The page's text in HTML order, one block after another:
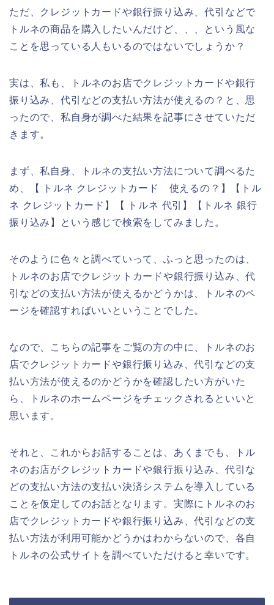
ただ、クレジットカードや銀行振り込み、代引などで
トルネの商品を購入したいんだけど、、、という風な
ことを思っている人もいるのではないでしょうか？
実は、私も、トルネのお店でクレジットカードや銀行
振り込み、代引などの支払い方法が使えるの？と、思
ったので、私自身が調べた結果を記事にさせていただ
きます。
まず、私自身、トルネの支払い方法について調べるた
め、【 トルネ クレジットカード 使えるの？】【トル
ネ クレジットカード】【 トルネ 代引】【トルネ 銀行
振り込み】という感じで検索をしてみました。
そのように色々と調べていって、ふっと思ったのは、
トルネのお店でクレジットカードや銀行振り込み、代
引などの支払い方法が使えるかどうかは、トルネのペ
ージを確認すればいいということでした。
なので、こちらの記事をご覧の方の中に、トルネのお
店でクレジットカードや銀行振り込み、代引などの支
払い方法が使えるのかどうかを確認したい方がいた
ら、トルネのホームページをチェックされるといいと
思います。
それと、これからお話することは、あくまでも、トル
ネのお店がクレジットカードや銀行振り込み、代引な
どの支払い方法の支払い決済システムを導入している
ことを仮定してのお話となります。実際にトルネのお
店でクレジットカードや銀行振り込み、代引などの支
払い方法が利用可能かどうかはわからないので、各自
トルネの公式サイトを調べていただけると幸いです。